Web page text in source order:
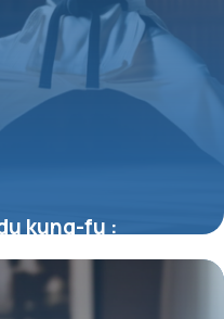
kung-fu :
et la dynamique